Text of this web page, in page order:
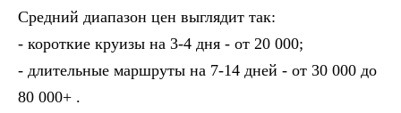
Средний диапазон цен выглядит так:
- короткие круизы на 3-4 дня - от 20 000;
- длительные маршруты на 7-14 дней - от 30 000 до
80 000+ .